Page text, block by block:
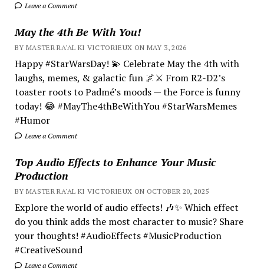
Leave a Comment
May the 4th Be With You!
BY MASTER RA'AL KI VICTORIEUX ON MAY 3, 2026
Happy #StarWarsDay! 💫 Celebrate May the 4th with
laughs, memes, & galactic fun 🌌⚔️ From R2-D2’s
toaster roots to Padmé’s moods — the Force is funny
today! 😂 #MayThe4thBeWithYou #StarWarsMemes
#Humor
Leave a Comment
Top Audio Effects to Enhance Your Music
Production
BY MASTER RA'AL KI VICTORIEUX ON OCTOBER 20, 2025
Explore the world of audio effects! 🎶✨ Which effect
do you think adds the most character to music? Share
your thoughts! #AudioEffects #MusicProduction
#CreativeSound
Leave a Comment